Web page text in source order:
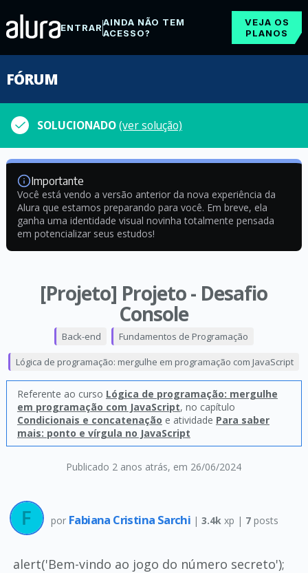
ENTRARAINDA NÃO TEM
ACESSO?
VEJA OS
PLANOS
FÓRUM
SOLUCIONADO(ver solução)
Importante
Você está vendo a versão anterior da nova experiência da
Alura que estamos preparando para você. Em breve, ela
ganha uma identidade visual novinha totalmente pensada
em potencializar seus estudos!
[Projeto] Projeto - Desafio
Console
Publicado 2 anos atrás, em 26/06/2024
Back-end Fundamentos de Programação
Lógica de programação: mergulhe em programação com JavaScript
Referente ao curso Lógica de programação: mergulhe
em programação com JavaScript, no capítulo
Condicionais e concatenação e atividade Para saber
mais: ponto e vírgula no JavaScript
por Fabiana Cristina Sarchi | 3.4k xp | 7posts
alert('Bem-vindo ao jogo do número secreto');